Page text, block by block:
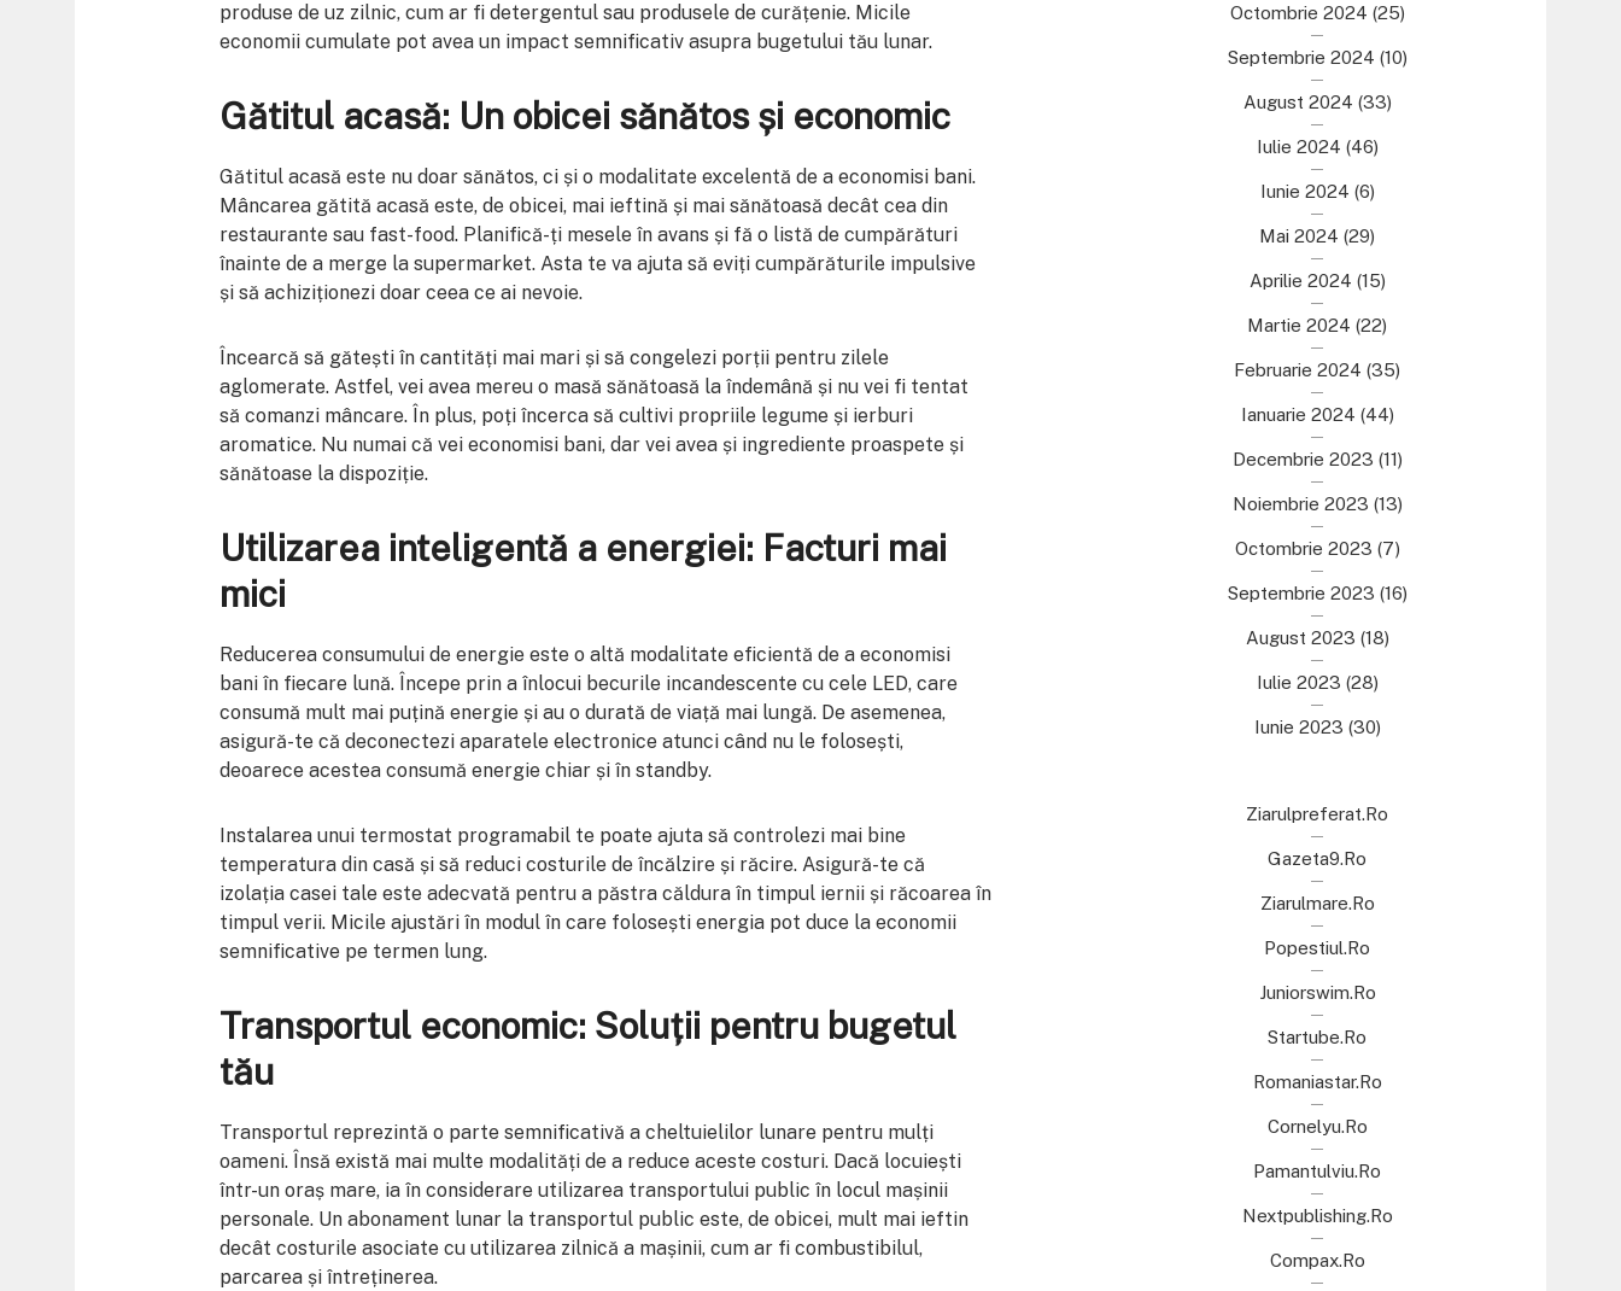
produse de uz zilnic, cum ar fi detergentul sau produsele de curățenie. Micile
economii cumulate pot avea un impact semnificativ asupra bugetului tău lunar.
Gătitul acasă: Un obicei sănătos și economic
Gătitul acasă este nu doar sănătos, ci și o modalitate excelentă de a economisi bani.
Mâncarea gătită acasă este, de obicei, mai ieftină și mai sănătoasă decât cea din
restaurante sau fast-food. Planifică-ți mesele în avans și fă o listă de cumpărături
înainte de a merge la supermarket. Asta te va ajuta să eviți cumpărăturile impulsive
și să achiziționezi doar ceea ce ai nevoie.
Încearcă să gătești în cantități mai mari și să congelezi porții pentru zilele
aglomerate. Astfel, vei avea mereu o masă sănătoasă la îndemână și nu vei fi tentat
să comanzi mâncare. În plus, poți încerca să cultivi propriile legume și ierburi
aromatice. Nu numai că vei economisi bani, dar vei avea și ingrediente proaspete și
sănătoase la dispoziție.
Utilizarea inteligentă a energiei: Facturi mai
mici
Reducerea consumului de energie este o altă modalitate eficientă de a economisi
bani în fiecare lună. Începe prin a înlocui becurile incandescente cu cele LED, care
consumă mult mai puțină energie și au o durată de viață mai lungă. De asemenea,
asigură-te că deconectezi aparatele electronice atunci când nu le folosești,
deoarece acestea consumă energie chiar și în standby.
Instalarea unui termostat programabil te poate ajuta să controlezi mai bine
temperatura din casă și să reduci costurile de încălzire și răcire. Asigură-te că
izolația casei tale este adecvată pentru a păstra căldura în timpul iernii și răcoarea în
timpul verii. Micile ajustări în modul în care folosești energia pot duce la economii
semnificative pe termen lung.
Transportul economic: Soluții pentru bugetul
tău
Transportul reprezintă o parte semnificativă a cheltuielilor lunare pentru mulți
oameni. Însă există mai multe modalități de a reduce aceste costuri. Dacă locuiești
într-un oraș mare, ia în considerare utilizarea transportului public în locul mașinii
personale. Un abonament lunar la transportul public este, de obicei, mult mai ieftin
decât costurile asociate cu utilizarea zilnică a mașinii, cum ar fi combustibilul,
parcarea și întreținerea.
Octombrie 2024 (25)
Septembrie 2024 (10)
August 2024 (33)
Iulie 2024 (46)
Iunie 2024 (6)
Mai 2024 (29)
Aprilie 2024 (15)
Martie 2024 (22)
Februarie 2024 (35)
Ianuarie 2024 (44)
Decembrie 2023 (11)
Noiembrie 2023 (13)
Octombrie 2023 (7)
Septembrie 2023 (16)
August 2023 (18)
Iulie 2023 (28)
Iunie 2023 (30)
Ziarulpreferat.ro
Gazeta9.ro
Ziarulmare.ro
Popestiul.ro
Juniorswim.ro
Startube.ro
Romaniastar.ro
Cornelyu.ro
Pamantulviu.ro
Nextpublishing.ro
Compax.ro